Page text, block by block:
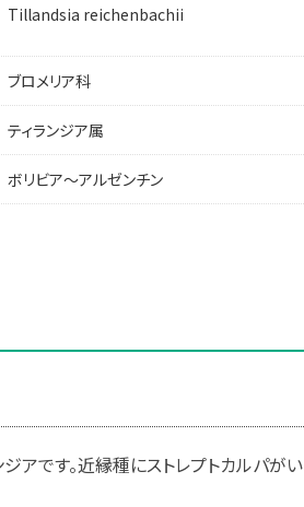
Tillandsia reichenbachii
ブロメリア科
ティランジア属
ボリビア～アルゼンチン
アです。近縁種にストレプトカルパがい